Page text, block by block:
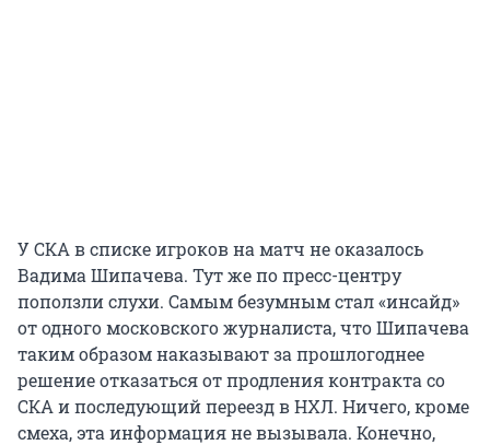
У СКА в списке игроков на матч не оказалось
Вадима Шипачева. Тут же по пресс-центру
поползли слухи. Самым безумным стал «инсайд»
от одного московского журналиста, что Шипачева
таким образом наказывают за прошлогоднее
решение отказаться от продления контракта со
СКА и последующий переезд в НХЛ. Ничего, кроме
смеха, эта информация не вызывала. Конечно,